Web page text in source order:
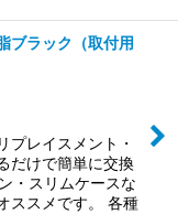
ブラック（取付用
プレイスメント・
だけで簡単に交換
・スリムケースな
ススメです。 各種